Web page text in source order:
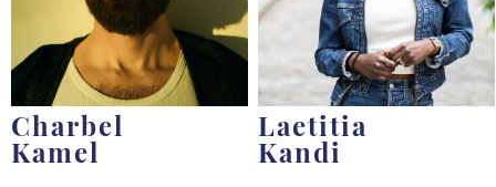
Charbel
Kamel
Laetitia
Kandi